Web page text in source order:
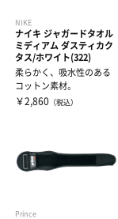
NIKE
ナイキ ジャガードタオル
ミディアム ダスティカク
タス/ホワイト(322)
柔らかく、吸水性のある
コットン素材。
￥2,860 （税込）
Prince